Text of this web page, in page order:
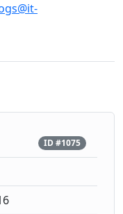
ID #1075